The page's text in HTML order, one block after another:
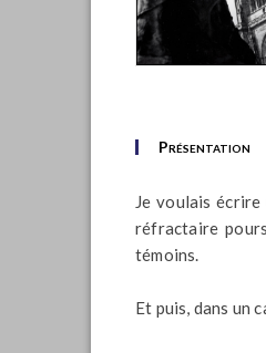
Présentation
Je voulais
réfractaire
témoins.
Et puis, dans un